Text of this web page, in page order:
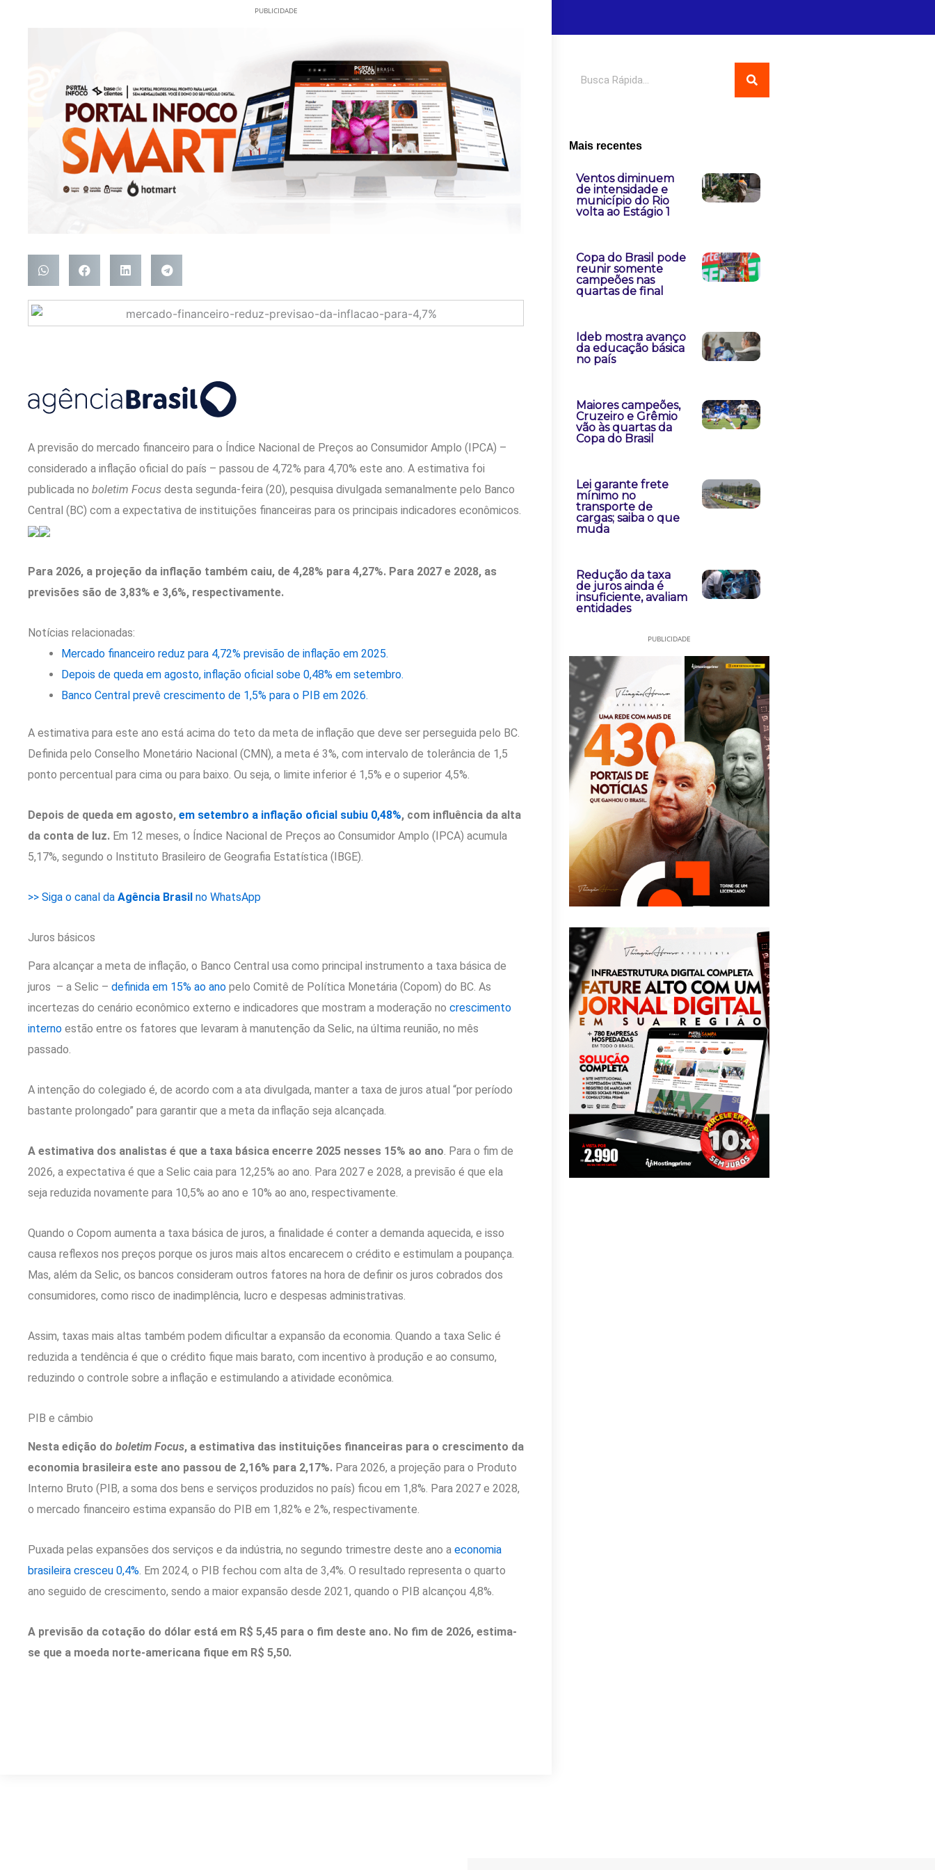
PUBLICIDADE
A previsão do mercado financeiro para o Índice Nacional de Preços ao Consumidor Amplo (IPCA) –
considerado a inflação oficial do país – passou de 4,72% para 4,70% este ano. A estimativa foi
publicada no boletim Focus desta segunda-feira (20), pesquisa divulgada semanalmente pelo Banco
Central (BC) com a expectativa de instituições financeiras para os principais indicadores econômicos.
Para 2026, a projeção da inflação também caiu, de 4,28% para 4,27%. Para 2027 e 2028, as
previsões são de 3,83% e 3,6%, respectivamente.
Notícias relacionadas:
Mercado financeiro reduz para 4,72% previsão de inflação em 2025.
Depois de queda em agosto, inflação oficial sobe 0,48% em setembro.
Banco Central prevê crescimento de 1,5% para o PIB em 2026.
A estimativa para este ano está acima do teto da meta de inflação que deve ser perseguida pelo BC.
Definida pelo Conselho Monetário Nacional (CMN), a meta é 3%, com intervalo de tolerância de 1,5
ponto percentual para cima ou para baixo. Ou seja, o limite inferior é 1,5% e o superior 4,5%.
Depois de queda em agosto, em setembro a inflação oficial subiu 0,48%, com influência da alta
da conta de luz. Em 12 meses, o Índice Nacional de Preços ao Consumidor Amplo (IPCA) acumula
5,17%, segundo o Instituto Brasileiro de Geografia Estatística (IBGE).
>> Siga o canal da Agência Brasil no WhatsApp
Juros básicos
Para alcançar a meta de inflação, o Banco Central usa como principal instrumento a taxa básica de
juros – a Selic – definida em 15% ao ano pelo Comitê de Política Monetária (Copom) do BC. As
incertezas do cenário econômico externo e indicadores que mostram a moderação no crescimento
interno estão entre os fatores que levaram à manutenção da Selic, na última reunião, no mês
passado.
A intenção do colegiado é, de acordo com a ata divulgada, manter a taxa de juros atual “por período
bastante prolongado” para garantir que a meta da inflação seja alcançada.
A estimativa dos analistas é que a taxa básica encerre 2025 nesses 15% ao ano. Para o fim de
2026, a expectativa é que a Selic caia para 12,25% ao ano. Para 2027 e 2028, a previsão é que ela
seja reduzida novamente para 10,5% ao ano e 10% ao ano, respectivamente.
Quando o Copom aumenta a taxa básica de juros, a finalidade é conter a demanda aquecida, e isso
causa reflexos nos preços porque os juros mais altos encarecem o crédito e estimulam a poupança.
Mas, além da Selic, os bancos consideram outros fatores na hora de definir os juros cobrados dos
consumidores, como risco de inadimplência, lucro e despesas administrativas.
Assim, taxas mais altas também podem dificultar a expansão da economia. Quando a taxa Selic é
reduzida a tendência é que o crédito fique mais barato, com incentivo à produção e ao consumo,
reduzindo o controle sobre a inflação e estimulando a atividade econômica.
PIB e câmbio
Nesta edição do boletim Focus, a estimativa das instituições financeiras para o crescimento da
economia brasileira este ano passou de 2,16% para 2,17%. Para 2026, a projeção para o Produto
Interno Bruto (PIB, a soma dos bens e serviços produzidos no país) ficou em 1,8%. Para 2027 e 2028,
o mercado financeiro estima expansão do PIB em 1,82% e 2%, respectivamente.
Puxada pelas expansões dos serviços e da indústria, no segundo trimestre deste ano a economia
brasileira cresceu 0,4%. Em 2024, o PIB fechou com alta de 3,4%. O resultado representa o quarto
ano seguido de crescimento, sendo a maior expansão desde 2021, quando o PIB alcançou 4,8%.
A previsão da cotação do dólar está em R$ 5,45 para o fim deste ano. No fim de 2026, estima-
se que a moeda norte-americana fique em R$ 5,50.
Mais recentes
Ventos diminuem
de intensidade e
município do Rio
volta ao Estágio 1
Copa do Brasil pode
reunir somente
campeões nas
quartas de final
Ideb mostra avanço
da educação básica
no país
Maiores campeões,
Cruzeiro e Grêmio
vão às quartas da
Copa do Brasil
Lei garante frete
mínimo no
transporte de
cargas; saiba o que
muda
Redução da taxa
de juros ainda é
insuficiente, avaliam
entidades
PUBLICIDADE